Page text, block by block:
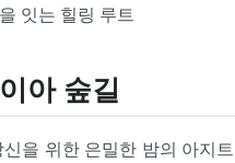
잇는 힐링 루트
아 숲길
을 위한 은밀한 밤의 아지